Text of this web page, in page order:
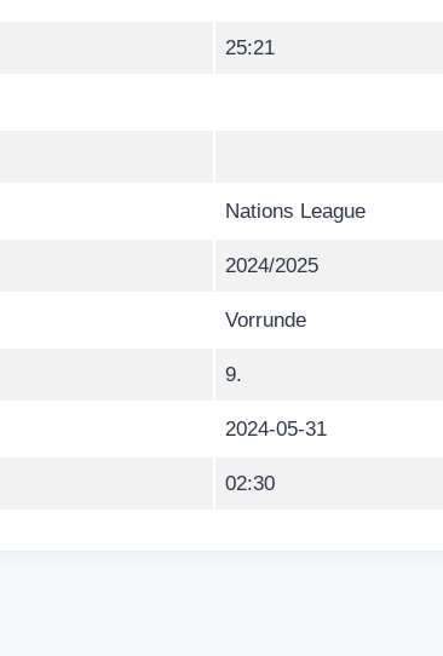
25:21
Nations League
2024/2025
Vorrunde
9.
2024-05-31
02:30